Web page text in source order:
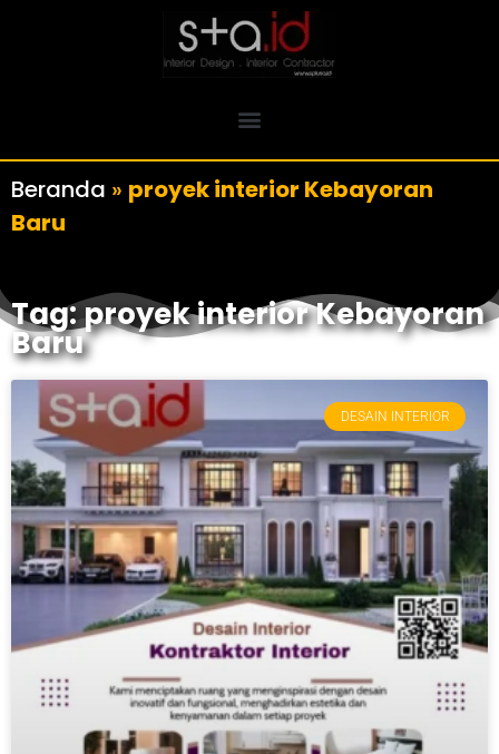
Beranda » proyek interior Kebayoran
Baru
Tag: proyek interior Kebayoran
Baru
DESAIN INTERIOR